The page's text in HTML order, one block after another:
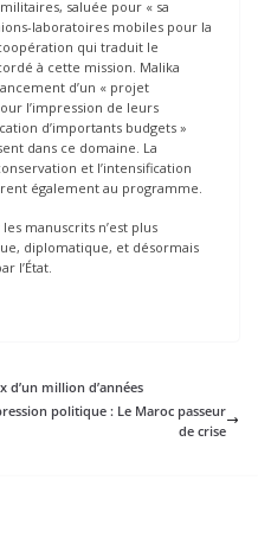
saluée pour « sa
laboratoires mobiles pour la
qui traduit le
à cette mission. Malika
d’un « projet
l’impression de leurs
d’importants budgets »
dans ce domaine. La
et l’intensification
également au programme.
manuscrits n’est plus
diplomatique, et désormais
l’État.
d’un million d’années
politique : Le Maroc passeur
de crise